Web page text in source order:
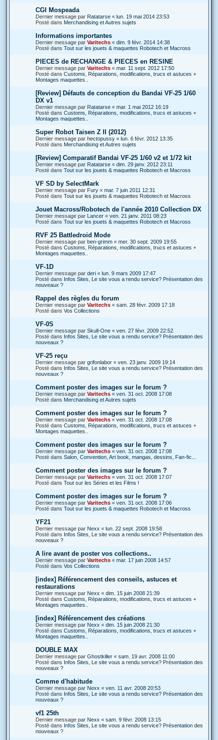
CGI Mospeada
Dernier message par Ratatarse « lun. 19 mai 2014 23:53
Posté dans Merchandising et Autres sujets
Informations importantes
Dernier message par Varitechs « dim. 9 févr. 2014 14:38
Posté dans Tout sur les jouets & maquettes Robotech et Macross
PIECES de RECHANGE & PIECES en RESINE
Dernier message par Varitechs « mar. 11 sept. 2012 17:50
Posté dans Customs, Réparations, modifications, trucs et astuces +
Montages maquettes..
[Review] Défauts de conception du Bandai VF-25 1/60
DX v1
Dernier message par Ratatarse « mar. 1 mai 2012 16:19
Posté dans Customs, Réparations, modifications, trucs et astuces +
Montages maquettes..
Super Robot Taisen Z II (2012)
Dernier message par hectopussy « lun. 6 févr. 2012 13:35
Posté dans Merchandising et Autres sujets
[Review] Comparatif Bandai VF-25 1/60 v2 et 1/72 kit
Dernier message par Ratatarse « dim. 29 janv. 2012 23:11
Posté dans Tout sur les jouets & maquettes Robotech et Macross
VF SD by SelectMark
Dernier message par Fury « mar. 7 juin 2011 12:31
Posté dans Tout sur les jouets & maquettes Robotech et Macross
Jouet Macross/Robotech de l'année 2010 Collection DX
Dernier message par Lancer « ven. 21 janv. 2011 08:23
Posté dans Tout sur les jouets & maquettes Robotech et Macross
RVF 25 Battledroid Mode
Dernier message par ben-grimm « mer. 30 sept. 2009 19:55
Posté dans Customs, Réparations, modifications, trucs et astuces +
Montages maquettes..
VF-1D
Dernier message par deri « lun. 9 mars 2009 17:47
Posté dans Infos Sites, Le site vous a rendu service? Présentation des
nouveaux ?
Rappel des règles du forum
Dernier message par Varitechs « sam. 28 févr. 2009 17:18
Posté dans Vos Collections
VF-0S
Dernier message par Skull-One « ven. 27 févr. 2009 22:52
Posté dans Infos Sites, Le site vous a rendu service? Présentation des
nouveaux ?
VF-25 reçu
Dernier message par grifonlabor « ven. 23 janv. 2009 19:14
Posté dans Infos Sites, Le site vous a rendu service? Présentation des
nouveaux ?
Comment poster des images sur le forum ?
Dernier message par Varitechs « ven. 31 oct. 2008 17:08
Posté dans Merchandising et Autres sujets
Comment poster des images sur le forum ?
Dernier message par Varitechs « ven. 31 oct. 2008 17:08
Posté dans Customs, Réparations, modifications, trucs et astuces +
Montages maquettes..
Comment poster des images sur le forum ?
Dernier message par Varitechs « ven. 31 oct. 2008 17:08
Posté dans Salon, Convention, Art book, mangas, dessins, Fan-fic...
Comment poster des images sur le forum ?
Dernier message par Varitechs « ven. 31 oct. 2008 17:07
Posté dans Tout sur les Séries et les Films !
Comment poster des images sur le forum ?
Dernier message par Varitechs « ven. 31 oct. 2008 17:06
Posté dans Tout sur les jouets & maquettes Robotech et Macross
YF21
Dernier message par Nexx « lun. 22 sept. 2008 19:58
Posté dans Infos Sites, Le site vous a rendu service? Présentation des
nouveaux ?
A lire avant de poster vos collections..
Dernier message par Varitechs « mar. 17 juin 2008 14:57
Posté dans Vos Collections
[index] Référencement des conseils, astuces et
restaurations
Dernier message par Nexx « dim. 15 juin 2008 21:39
Posté dans Customs, Réparations, modifications, trucs et astuces +
Montages maquettes..
[index] Référencement des créations
Dernier message par Nexx « dim. 15 juin 2008 21:30
Posté dans Customs, Réparations, modifications, trucs et astuces +
Montages maquettes..
DOUBLE MAX
Dernier message par Ghostkiller « sam. 19 avr. 2008 11:00
Posté dans Infos Sites, Le site vous a rendu service? Présentation des
nouveaux ?
Comme d'habitude
Dernier message par Nexx « ven. 11 avr. 2008 20:53
Posté dans Infos Sites, Le site vous a rendu service? Présentation des
nouveaux ?
vf1 25th
Dernier message par Nexx « sam. 9 févr. 2008 13:15
Posté dans Infos Sites, Le site vous a rendu service? Présentation des
nouveaux ?